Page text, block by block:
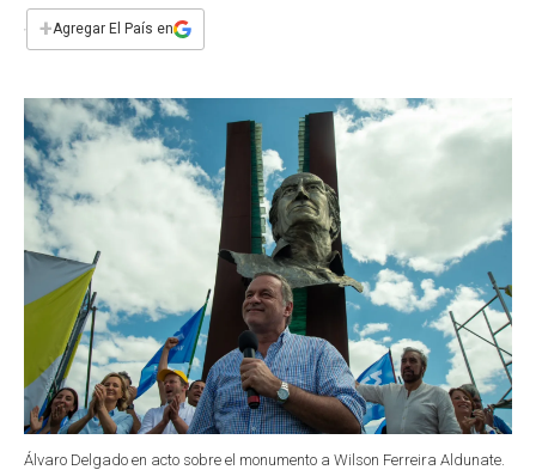
e
b
k
s
p
t
n
i
l
+Agregar El País en
Álvaro Delgado en acto sobre el monumento a Wilson Ferreira Aldunate.